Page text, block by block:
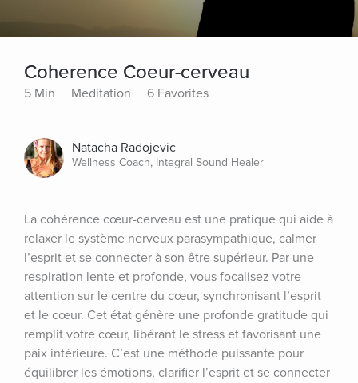
Coherence Coeur-cerveau
5 Min Meditation 6 Favorites
Natacha Radojevic
Wellness Coach, Integral Sound Healer
La cohérence cœur-cerveau est une pratique qui aide à
relaxer le système nerveux parasympathique, calmer
l’esprit et se connecter à son être supérieur. Par une
respiration lente et profonde, vous focalisez votre
attention sur le centre du cœur, synchronisant l’esprit
et le cœur. Cet état génère une profonde gratitude qui
remplit votre cœur, libérant le stress et favorisant une
paix intérieure. C’est une méthode puissante pour
équilibrer les émotions, clarifier l’esprit et se connecter